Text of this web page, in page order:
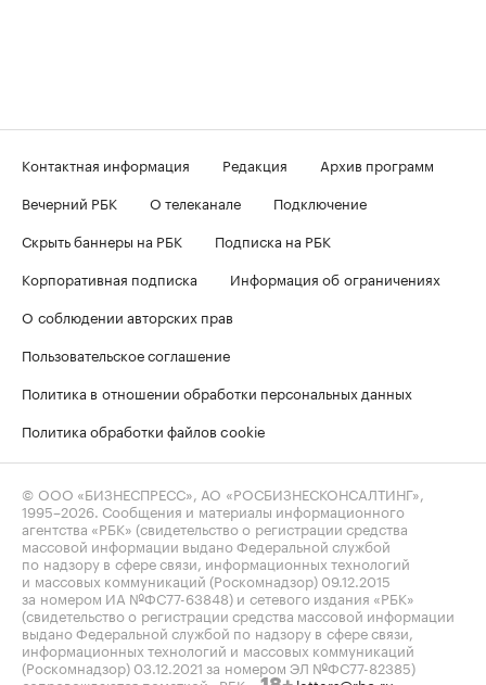
Контактная информация Редакция
Архив программ
Вечерний РБК
О телеканале
Подключение
Скрыть баннеры на РБК
Подписка на РБК
Корпоративная подписка
Информация об ограничениях
О соблюдении авторских прав
Пользовательское соглашение
Политика в отношении обработки персональных данных
Политика обработки файлов cookie
© ООО «БИЗНЕСПРЕСС», АО «РОСБИЗНЕСКОНСАЛТИНГ»,
1995–2026 . Сообщения и материалы информационного
агентства «РБК» (свидетельство о регистрации средства
массовой информации выдано Федеральной службой
по надзору в сфере связи, информационных технологий
и массовых коммуникаций (Роскомнадзор) 09.12.2015
за номером ИА №ФС77-63848) и сетевого издания «РБК»
(свидетельство о регистрации средства массовой информации
выдано Федеральной службой по надзору в сфере связи,
информационных технологий и массовых коммуникаций
(Роскомнадзор) 03.12.2021 за номером ЭЛ №ФС77-82385)